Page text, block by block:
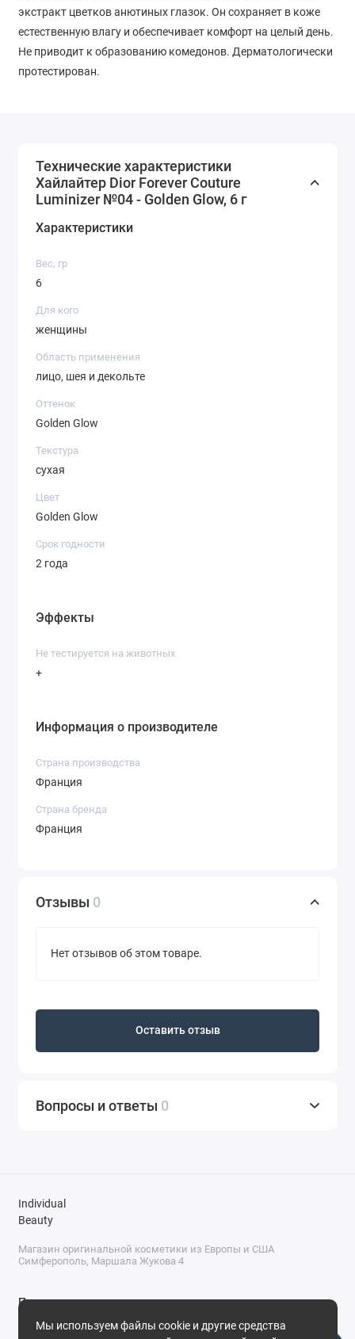
экстракт цветков анютиных глазок. Он сохраняет в коже
естественную влагу и обеспечивает комфорт на целый день.
Не приводит к образованию комедонов. Дерматологически
протестирован.
Технические характеристики
Хайлайтер Dior Forever Couture
Luminizer №04 - Golden Glow, 6 г
Характеристики
Вес, гр
6
Для кого
женщины
Область применения
лицо, шея и декольте
Оттенок
Golden Glow
Текстура
сухая
Цвет
Golden Glow
Срок годности
2 года
Эффекты
Не тестируется на животных
+
Информация о производителе
Страна производства
Франция
Страна бренда
Франция
Отзывы 0
Нет отзывов об этом товаре.
Оставить отзыв
Вопросы и ответы 0
Мы используем файлы cookie и другие средства
Individual
Beauty
Магазин оригинальной косметики из Европы и США
Симферополь, Маршала Жукова 4
Поддержка
+7 (978) 586-46-46